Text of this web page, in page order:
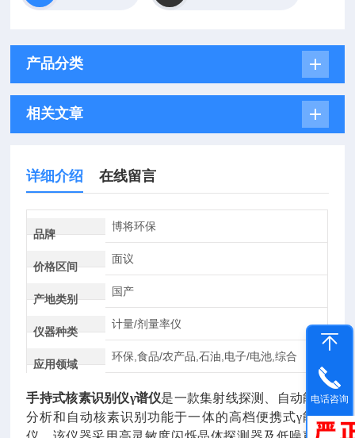
产品分类
相关文章
详细介绍 在线留言
品牌
博将环保
价格区间
面议
产地类别
国产
仪器种类
计量/剂量率仪
应用领域
环保,食品/农产品,石油,电子/电池,综合
手持式核素识别仪γ谱仪是一款集射线探测、自动能谱
分析和自动核素识别功能于一体的高档便携式γ能谱
电话咨询